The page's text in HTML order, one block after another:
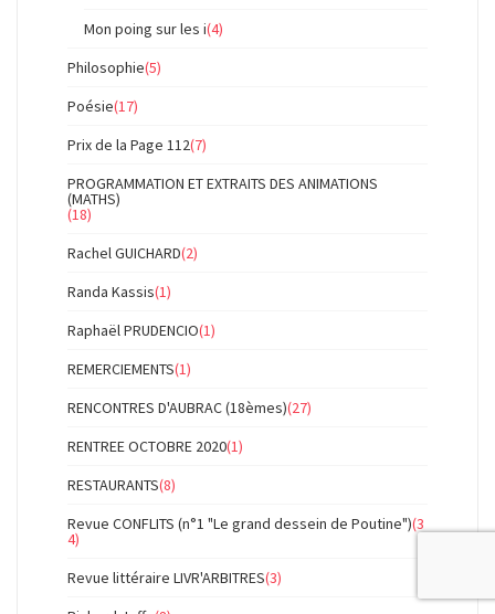
Mon poing sur les i(4)
Philosophie(5)
Poésie(17)
Prix de la Page 112(7)
PROGRAMMATION ET EXTRAITS DES ANIMATIONS
(MATHS)
(18)
Rachel GUICHARD(2)
Randa Kassis(1)
Raphaël PRUDENCIO(1)
REMERCIEMENTS(1)
RENCONTRES D'AUBRAC (18èmes)(27)
RENTREE OCTOBRE 2020(1)
RESTAURANTS(8)
Revue CONFLITS (n°1 "Le grand dessein de Poutine")(3
4)
Revue littéraire LIVR'ARBITRES(3)